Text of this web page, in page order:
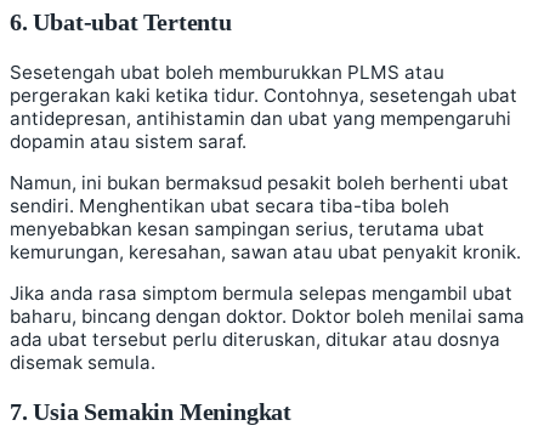
6. Ubat-ubat Tertentu
Sesetengah ubat boleh memburukkan PLMS atau
pergerakan kaki ketika tidur. Contohnya, sesetengah ubat
antidepresan, antihistamin dan ubat yang mempengaruhi
dopamin atau sistem saraf.
Namun, ini bukan bermaksud pesakit boleh berhenti ubat
sendiri. Menghentikan ubat secara tiba-tiba boleh
menyebabkan kesan sampingan serius, terutama ubat
kemurungan, keresahan, sawan atau ubat penyakit kronik.
Jika anda rasa simptom bermula selepas mengambil ubat
baharu, bincang dengan doktor. Doktor boleh menilai sama
ada ubat tersebut perlu diteruskan, ditukar atau dosnya
disemak semula.
7. Usia Semakin Meningkat